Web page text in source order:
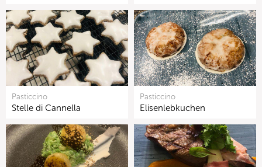
Pasticcino
Stelle di Cannella
Pasticcino
Elisenlebkuchen